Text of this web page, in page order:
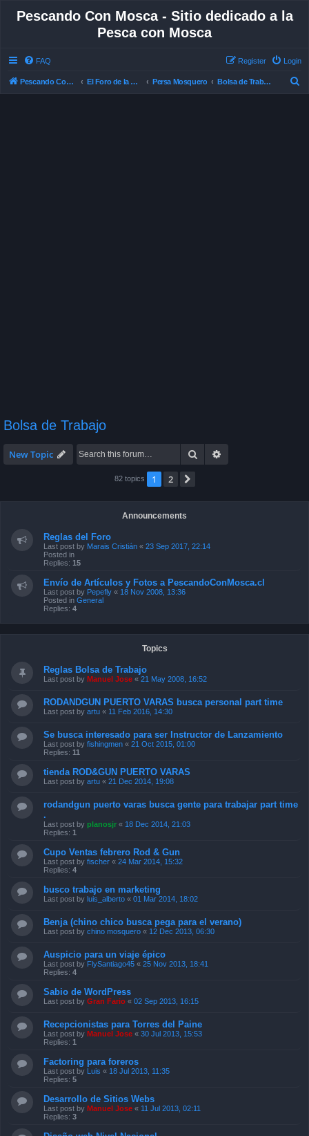
Pescando Con Mosca - Sitio dedicado a la
Pesca con Mosca
FAQ Login
Register
Pescando Con Mosca El Foro de la Pesca con Mosca en Chile Persa Mosquero Bolsa de Trabajo
Bolsa de Trabajo
New Topic Search
82 topics 1 2
Announcements
Reglas del Foro
Last post by Marais Cristián « 23 Sep 2017, 22:14
Posted in
Replies: 15
Envío de Artículos y Fotos a PescandoConMosca.cl
Last post by Pepefly « 18 Nov 2008, 13:36
Posted in General
Replies: 4
Topics
Reglas Bolsa de Trabajo
Last post by Manuel Jose « 21 May 2008, 16:52
RODANDGUN PUERTO VARAS busca personal part time
Last post by artu « 11 Feb 2016, 14:30
Se busca interesado para ser Instructor de Lanzamiento
Last post by fishingmen « 21 Oct 2015, 01:00
Replies: 11
tienda ROD&GUN PUERTO VARAS
Last post by artu « 21 Dec 2014, 19:08
rodandgun puerto varas busca gente para trabajar part time
.
Last post by planosjr « 18 Dec 2014, 21:03
Replies: 1
Cupo Ventas febrero Rod & Gun
Last post by fischer « 24 Mar 2014, 15:32
Replies: 4
busco trabajo en marketing
Last post by luis_alberto « 01 Mar 2014, 18:02
Benja (chino chico busca pega para el verano)
Last post by chino mosquero « 12 Dec 2013, 06:30
Auspicio para un viaje épico
Last post by FlySantiago45 « 25 Nov 2013, 18:41
Replies: 4
Sabio de WordPress
Last post by Gran Fario « 02 Sep 2013, 16:15
Recepcionistas para Torres del Paine
Last post by Manuel Jose « 30 Jul 2013, 15:53
Replies: 1
Factoring para foreros
Last post by Luis « 18 Jul 2013, 11:35
Replies: 5
Desarrollo de Sitios Webs
Last post by Manuel Jose « 11 Jul 2013, 02:11
Replies: 3